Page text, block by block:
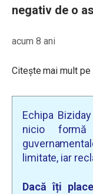
negativ de o
acum 8 ani
Citește mai mult pe
Echipa
nicio
limitate, iar
Dacă îți